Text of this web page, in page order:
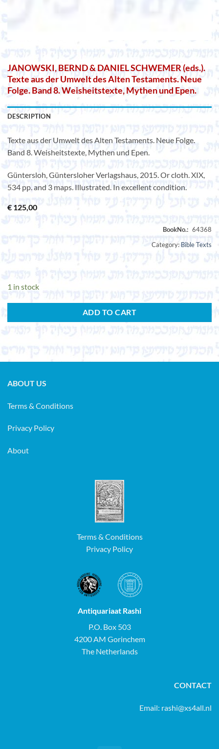
JANOWSKI, BERND & DANIEL SCHWEMER (eds.).
Texte aus der Umwelt des Alten Testaments. Neue
Folge. Band 8. Weisheitstexte, Mythen und Epen.
DESCRIPTION
Texte aus der Umwelt des Alten Testaments. Neue Folge.
Band 8. Weisheitstexte, Mythen und Epen.
Güntersloh, Güntersloher Verlagshaus, 2015. Or cloth. XIX,
534 pp. and 3 maps. Illustrated. In excellent condition.
€ 125,00
Category: Bible Texts
1 in stock
ADD TO CART
ABOUT US
Terms & Conditions
Privacy Policy
About
Terms & Conditions
Privacy Policy
Antiquariaat Rashi
P.O. Box 503
4200 AM Gorinchem
The Netherlands
CONTACT
Email: rashi@xs4all.nl